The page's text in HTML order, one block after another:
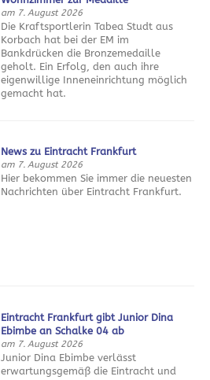
am 7. August 2026
Die Kraftsportlerin Tabea Studt aus
Korbach hat bei der EM im
Bankdrücken die Bronzemedaille
geholt. Ein Erfolg, den auch ihre
eigenwillige Inneneinrichtung möglich
gemacht hat.
News zu Eintracht Frankfurt
am 7. August 2026
Hier bekommen Sie immer die neuesten
Nachrichten über Eintracht Frankfurt.
Eintracht Frankfurt gibt Junior Dina
Ebimbe an Schalke 04 ab
am 7. August 2026
Junior Dina Ebimbe verlässt
erwartungsgemäß die Eintracht und